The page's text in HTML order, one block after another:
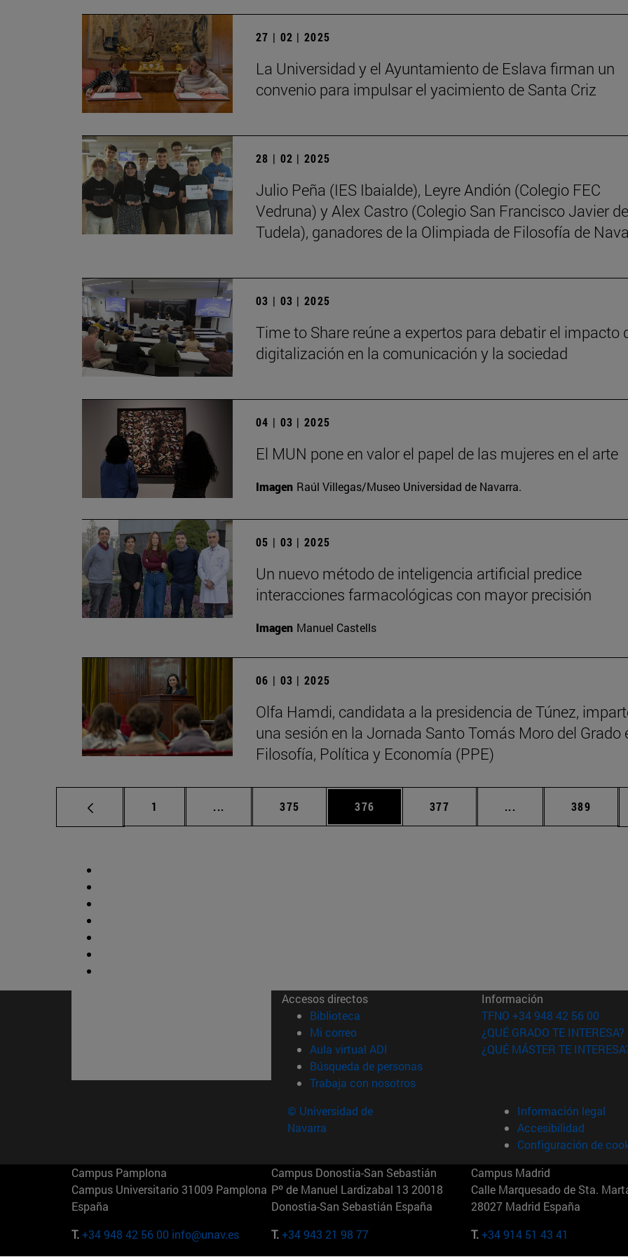
27 | 02 | 2025
La Universidad y el Ayuntamiento de Eslava firman un
convenio para impulsar el yacimiento de Santa Criz
28 | 02 | 2025
Julio Peña (IES Ibaialde), Leyre Andión (Colegio FEC
Vedruna) y Alex Castro (Colegio San Francisco Javier de
Tudela), ganadores de la Olimpiada de Filosofía de
03 | 03 | 2025
Time to Share reúne a expertos para debatir el impacto
digitalización en la comunicación y la sociedad
04 | 03 | 2025
El MUN pone en valor el papel de las mujeres en el arte
Imagen Raúl Villegas/Museo Universidad de Navarra.
05 | 03 | 2025
Un nuevo método de inteligencia artificial predice
interacciones farmacológicas con mayor precisión
Imagen Manuel Castells
06 | 03 | 2025
Olfa Hamdi, candidata a la presidencia de Túnez,
una sesión en la Jornada Santo Tomás Moro del Grado
Filosofía, Política y Economía (PPE)
Página
1 ... Páginas intermedias Use TAB para desplazarse.
Página
375 Página
376 Página
377 ... Páginas intermedias
Página
389
Accesos directos
Biblioteca (abre en nueva ventana)
Mi correo(abre en nueva ventana)
Aula virtual ADI (abre en nueva ventana)
Búsqueda de personas(abre en nueva ventana)
Trabaja con nosotros(abre en nueva ventana)
Información
TFNO +34 948 42 56 00
¿QUÉ GRADO TE INTERESA?
¿QUÉ MÁSTER TE
© Universidad de
Navarra
Información legal
Accesibilidad
Configuración de
Campus Pamplona
Campus Universitario 31009 Pamplona
España
T.+34 948 42 56 00 info@unav.es
Campus Donostia-San Sebastián
Pº de Manuel Lardizabal 13 20018
Donostia-San Sebastián España
T.+34 943 21 98 77
Campus Madrid
Calle Marquesado de Sta.
28027 Madrid España
T.+34 914 51 43 41